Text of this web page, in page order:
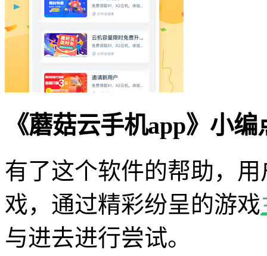
《蘑菇云手机app》小
有了这个软件的帮助，
戏，通过精彩纷呈的游戏
与进去进行尝试。